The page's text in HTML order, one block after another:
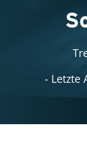
- Letzte